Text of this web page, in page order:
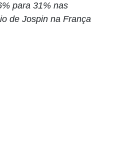
para 31% nas
de Jospin na França